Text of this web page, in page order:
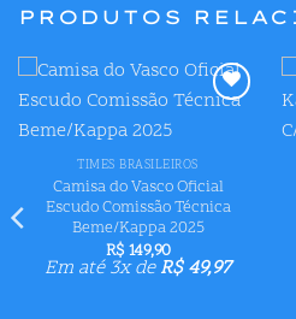
PRODUTOS
TIMES BRASILEIROS
Camisa do Vasco Oficial
Escudo Comissão Técnica
Beme/Kappa 2025
R$ 149,90
Em até 3x deR$49,97